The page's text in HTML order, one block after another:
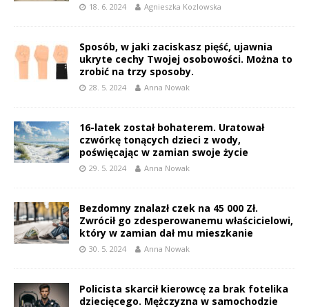
18. 6. 2024 Agnieszka Kozlowska
Sposób, w jaki zaciskasz pięść, ujawnia
ukryte cechy Twojej osobowości. Można to
zrobić na trzy sposoby.
28. 5. 2024 Anna Nowak
16-latek został bohaterem. Uratował
czwórkę tonących dzieci z wody,
poświęcając w zamian swoje życie
29. 5. 2024 Anna Nowak
Bezdomny znalazł czek na 45 000 Zł.
Zwrócił go zdesperowanemu właścicielowi,
który w zamian dał mu mieszkanie
30. 5. 2024 Anna Nowak
Policista skarcił kierowcę za brak fotelika
dziecięcego. Mężczyzna w samochodzie